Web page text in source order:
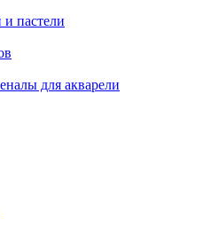
пастели
для акварели